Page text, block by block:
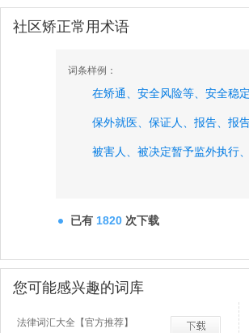
社区矫正常用术语
词条样例：
在矫通、 安全风险等、 安全稳定
保外就医、 保证人、 报告、 报
被害人、 被决定暂予监外执行、
已有 1820 次下载
您可能感兴趣的词库
法律词汇大全【官方推荐】